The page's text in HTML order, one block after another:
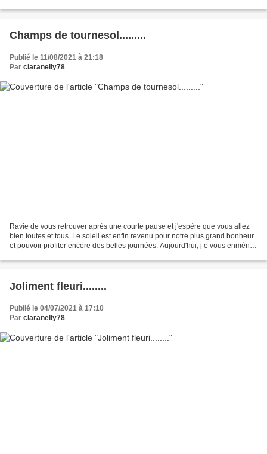
Champs de tournesol.........
Publié le 11/08/2021 à 21:18
Par claranelly78
Ravie de vous retrouver après une courte pause et j'espère que vous allez
bien toutes et tous. Le soleil est enfin revenu pour notre plus grand bonheur
et pouvoir profiter encore des belles journées. Aujourd'hui, j e vous enmène
Joliment fleuri........
Publié le 04/07/2021 à 17:10
Par claranelly78